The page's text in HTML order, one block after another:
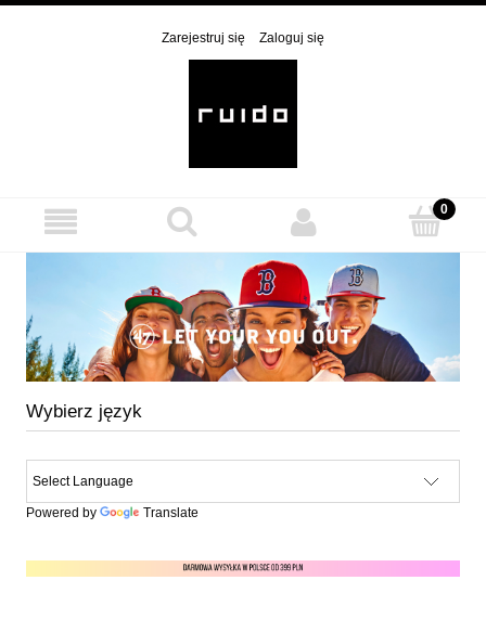
Zarejestruj się Zaloguj się
Wybierz język
Powered by Translate